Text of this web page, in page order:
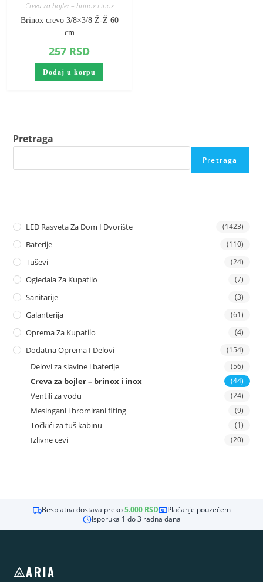
Creva za bojler – brinox i inox
Brinox crevo 3/8×3/8 Ž-Ž 60
cm
257 RSD
Dodaj u korpu
Pretraga
Pretraga
LED Rasveta Za Dom I Dvorište (1423)
Baterije (110)
Tuševi (24)
Ogledala Za Kupatilo (7)
Sanitarije (3)
Galanterija (61)
Oprema Za Kupatilo (4)
Dodatna Oprema I Delovi (154)
Delovi za slavine i baterije (56)
Creva za bojler – brinox i inox (44)
Ventili za vodu (24)
Mesingani i hromirani fiting (9)
Točkići za tuš kabinu (1)
Izlivne cevi (20)
Besplatna dostava preko5.000 RSD
Plaćanje pouzećem
Isporuka 1 do 3 radna dana
ARIA